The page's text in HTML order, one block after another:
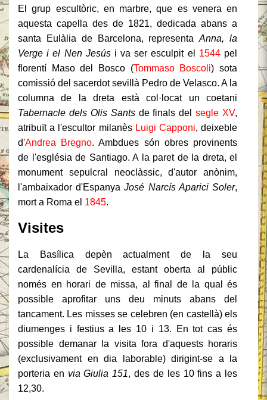
El grup escultòric, en marbre, que es venera en
aquesta capella des de 1821, dedicada abans a
santa Eulàlia de Barcelona, representaAnna, la
Verge i el Nen Jesúsi va ser esculpit el 1544pel
florentí Maso del Bosco (Tommaso Boscoli) sota
comissió del sacerdot sevillà Pedro de Velasco. A la
columna de la dreta està col·locat un coetani
Tabernacle dels Olis Santsde finals delsegle XV,
atribuït a l'escultor milanès Luigi Capponi, deixeble
d'Andrea Bregno. Ambdues són obres provinents
de l'església de Santiago. A la paret de la dreta, el
monument sepulcral neoclàssic, d'autor anònim,
l'ambaixador d'EspanyaJosé Narcís Aparici Soler,
mort a Roma el 1845.
Visites
La Basílica depèn actualment de la seu
cardenalícia de Sevilla, estant oberta al públic
només en horari de missa, al final de la qual és
possible aprofitar uns deu minuts abans del
tancament. Les misses se celebren (en castellà) els
diumenges i festius a les 10 i 13. En tot cas és
possible demanar la visita fora d'aquests horaris
(exclusivament en dia laborable) dirigint-se a la
porteria en via Giulia 151, des de les 10 fins a les
12,30.